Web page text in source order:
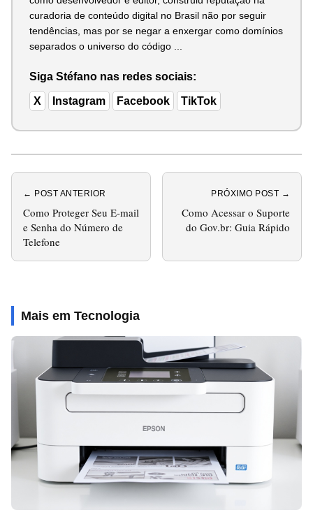
curadoria de conteúdo digital no Brasil não por seguir
tendências, mas por se negar a enxergar como domínios
separados o universo do código ...
Siga Stéfano nas redes sociais:
X Instagram Facebook TikTok
← POST ANTERIOR
Como Proteger Seu E-mail
e Senha do Número de
Telefone
PRÓXIMO POST →
Como Acessar o Suporte
do Gov.br: Guia Rápido
Mais em Tecnologia